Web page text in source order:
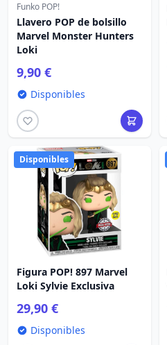
Funko POP!
Llavero POP de bolsillo
Marvel Monster Hunters
Loki
9,90 €
Disponibles
Disponibles
Figura POP! 897 Marvel
Loki Sylvie Exclusiva
29,90 €
Disponibles